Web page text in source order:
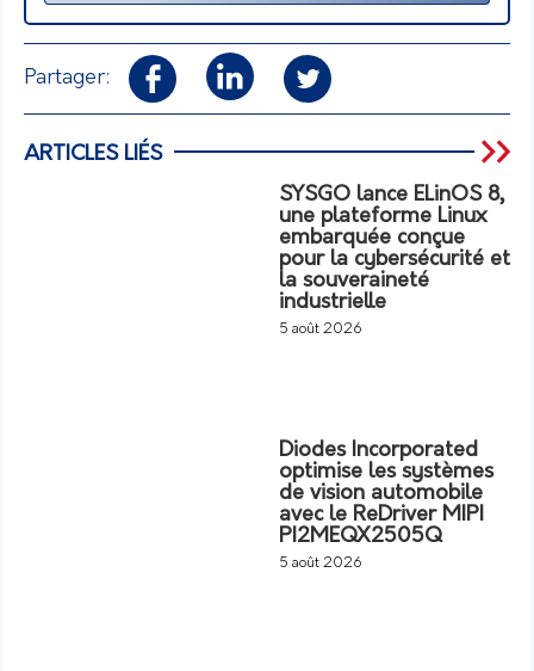
Partager:
ARTICLES LIÉS
SYSGO lance ELinOS 8,
une plateforme Linux
embarquée conçue
pour la cybersécurité et
la souveraineté
industrielle
5 août 2026
Diodes Incorporated
optimise les systèmes
de vision automobile
avec le ReDriver MIPI
PI2MEQX2505Q
5 août 2026